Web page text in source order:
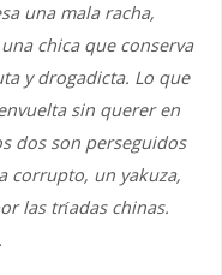
una mala racha,
chica que conserva
y drogadicta. Lo que
sin querer en
dos son perseguidos
corrupto, un yakuza,
las tríadas chinas.